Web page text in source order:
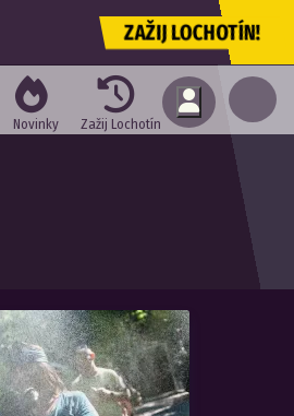
ZAŽIJ LOCHOTÍN!
Novinky Zažij Lochotín